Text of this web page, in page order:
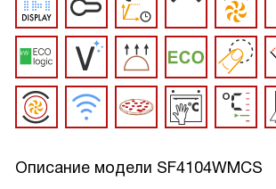
Описание модели SF4104WMCS